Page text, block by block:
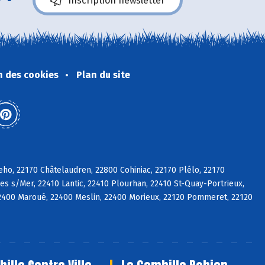
des cookies Plan du site
22170 Châtelaudren, 22800 Cohiniac, 22170 Plélo, 22170
s/Mer, 22410 Lantic, 22410 Plourhan, 22410 St-Quay-Portrieux,
Maroué, 22400 Meslin, 22400 Morieux, 22120 Pommeret, 22120